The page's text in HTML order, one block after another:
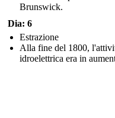
Brunswick.
Dia: 6
Estrazione
Alla fine del 1800,
idroelettrica era in